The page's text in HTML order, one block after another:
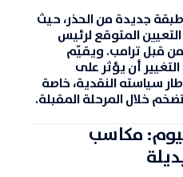
جديدة من الحذر، حيث
المتوقع لرئيس
من قبل ترامب. ويقيّم
أن يؤثر على
سياسته النقدية، خاصة
خلال المرحلة المقبلة.
مكاسب